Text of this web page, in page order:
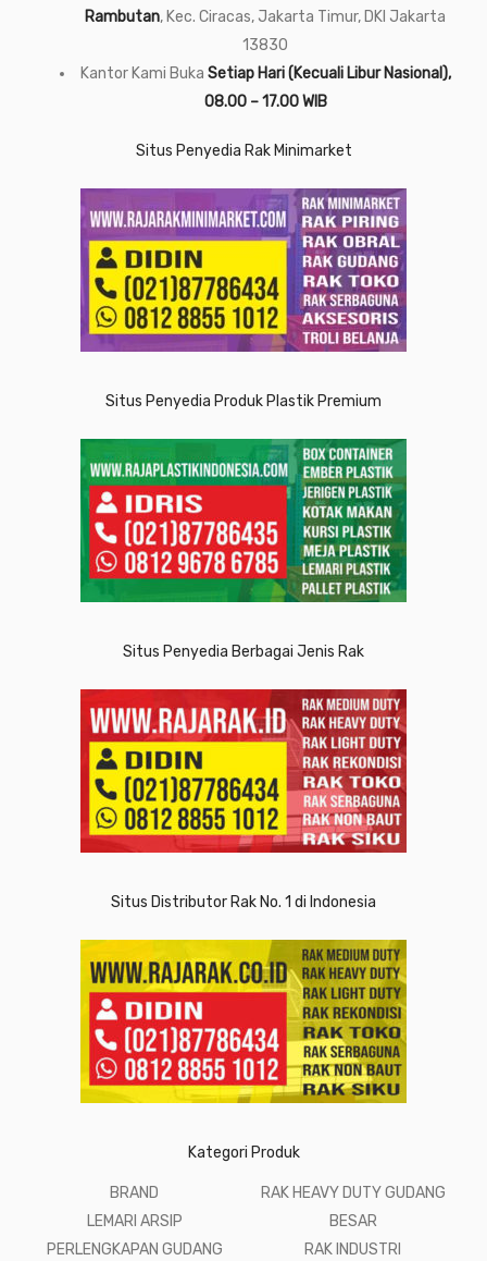
Rambutan, Kec. Ciracas, Jakarta Timur, DKI Jakarta
13830
Kantor Kami Buka Setiap Hari (Kecuali Libur Nasional),
08.00 – 17.00 WIB
Situs Penyedia Rak Minimarket
Situs Penyedia Produk Plastik Premium
Situs Penyedia Berbagai Jenis Rak
Situs Distributor Rak No. 1 di Indonesia
Kategori Produk
BRAND
LEMARI ARSIP
PERLENGKAPAN GUDANG
RAK HEAVY DUTY GUDANG
BESAR
RAK INDUSTRI